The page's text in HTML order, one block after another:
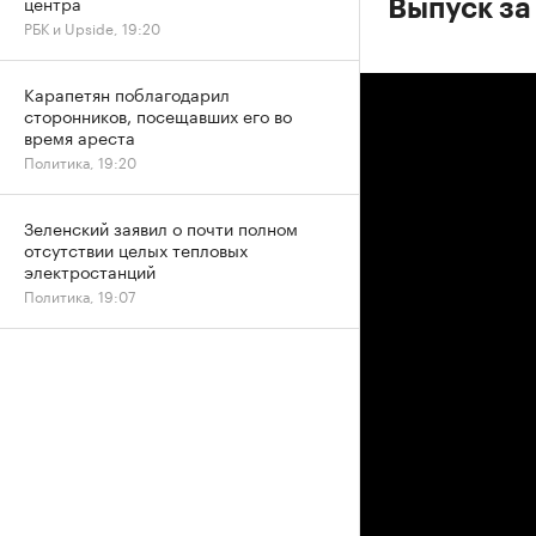
Выпуск
РБК и Upside, 19:20
Карапетян поблагодарил
сторонников, посещавших его во
время ареста
Политика, 19:20
Зеленский заявил о почти полном
отсутствии целых тепловых
электростанций
Политика, 19:07